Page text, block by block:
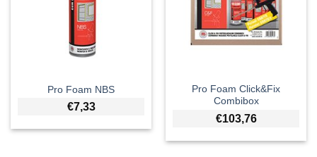
Pro Foam NBS
€7,33
Pro Foam Click&Fix
Combibox
€103,76